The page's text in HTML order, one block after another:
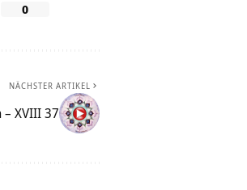
0
NÄCHSTER ARTIKEL
XVIII 37